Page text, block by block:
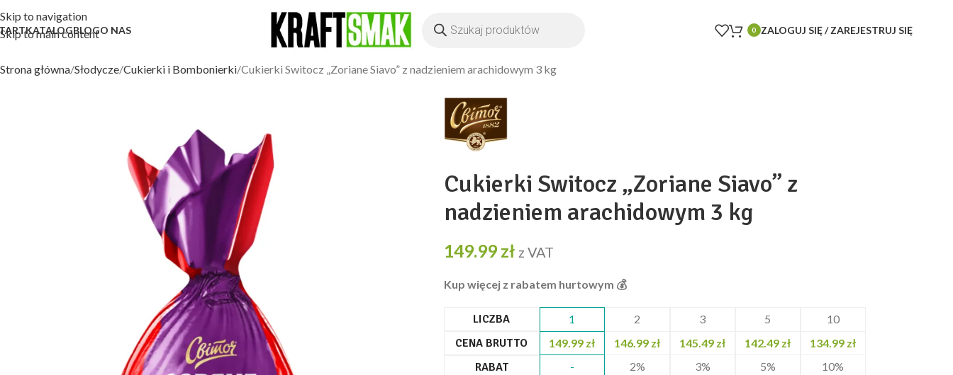
Skip to navigation
Skip to main content
KATALOGBLOGO NAS 0 ZALOGUJ SIĘ / ZAREJESTRUJ SIĘ
Strona główna Słodycze Cukierki i Bombonierki Cukierki Switocz „Zoriane Siavo” z nadzieniem arachidowym 3 kg
Cukierki Switocz „Zoriane Siavo” z
nadzieniem arachidowym 3 kg
149.99zł z VAT
Kup więcej z rabatem hurtowym 💰️
LICZBA 1 2 3 5 10
CENA BRUTTO 149.99 zł 146.99 zł 145.49 zł 142.49 zł 134.99 zł
RABAT - 2% 3% 5% 10%